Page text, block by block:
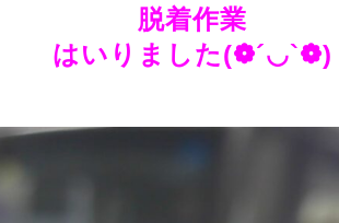
脱着作業
はいりました(❁´◡`❁)